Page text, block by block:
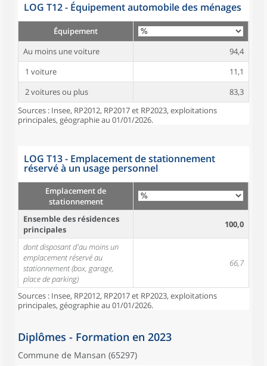
LOG T12 - Équipement automobile des ménages
Équipement
Au moins une voiture
94,4
1 voiture
11,1
2 voitures ou plus
83,3
Sources : Insee, RP2012, RP2017 et RP2023, exploitations
principales, géographie au 01/01/2026.
LOG T13 - Emplacement de stationnement
réservé à un usage personnel
Emplacement de
stationnement
Ensemble des résidences
principales
100,0
dont disposant d'au moins un
emplacement réservé au
stationnement (box, garage,
place de parking)
66,7
Sources : Insee, RP2012, RP2017 et RP2023, exploitations
principales, géographie au 01/01/2026.
Diplômes - Formation en 2023
Commune de Mansan (65297)